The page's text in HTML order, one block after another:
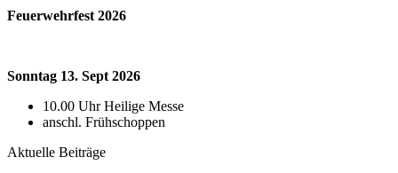
Feuerwehrfest 2026
Sonntag 13. Sept 2026
10.00 Uhr Heilige Messe
anschl. Frühschoppen
Aktuelle Beiträge